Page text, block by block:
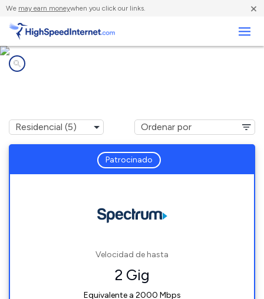
We may earn moneywhen you click our links. ×
Patrocinado
Velocidad de hasta
2 Gig
Equivalente a 2000 Mbps